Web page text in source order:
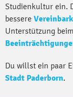
Studienkultur ein.
bessere
Unterstützung beim
Du willst ein paar
Stadt Paderborn.